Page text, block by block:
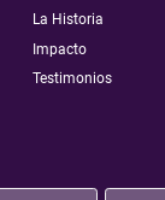
La Historia
Impacto
Testimonios